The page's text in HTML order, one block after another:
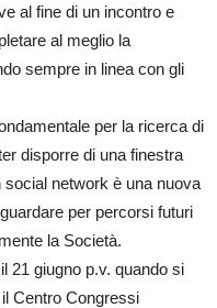
al fine di un incontro e
al meglio la
sempre in linea con gli
per la ricerca di
disporre di una finestra
network è una nuova
per percorsi futuri
la Società.
21 giugno p.v. quando si
Centro Congressi